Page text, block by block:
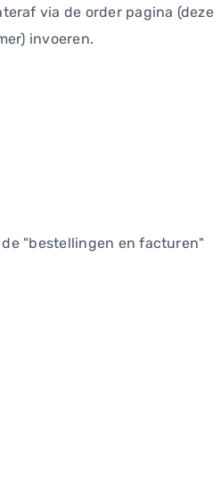
via de order pagina (deze
invoeren.
"bestellingen en facturen"